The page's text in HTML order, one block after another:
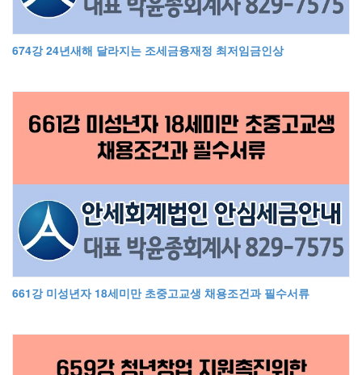
674강 24년새해 달라지는 조세금융재정 최저임금인상
661강 미성년자 18세미만 초중고교생 채용조건과 필수서류